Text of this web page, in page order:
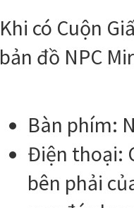
Khi có Cuộn
bản đồ NPC
Bàn phím:
Điện thoại:
bên phải